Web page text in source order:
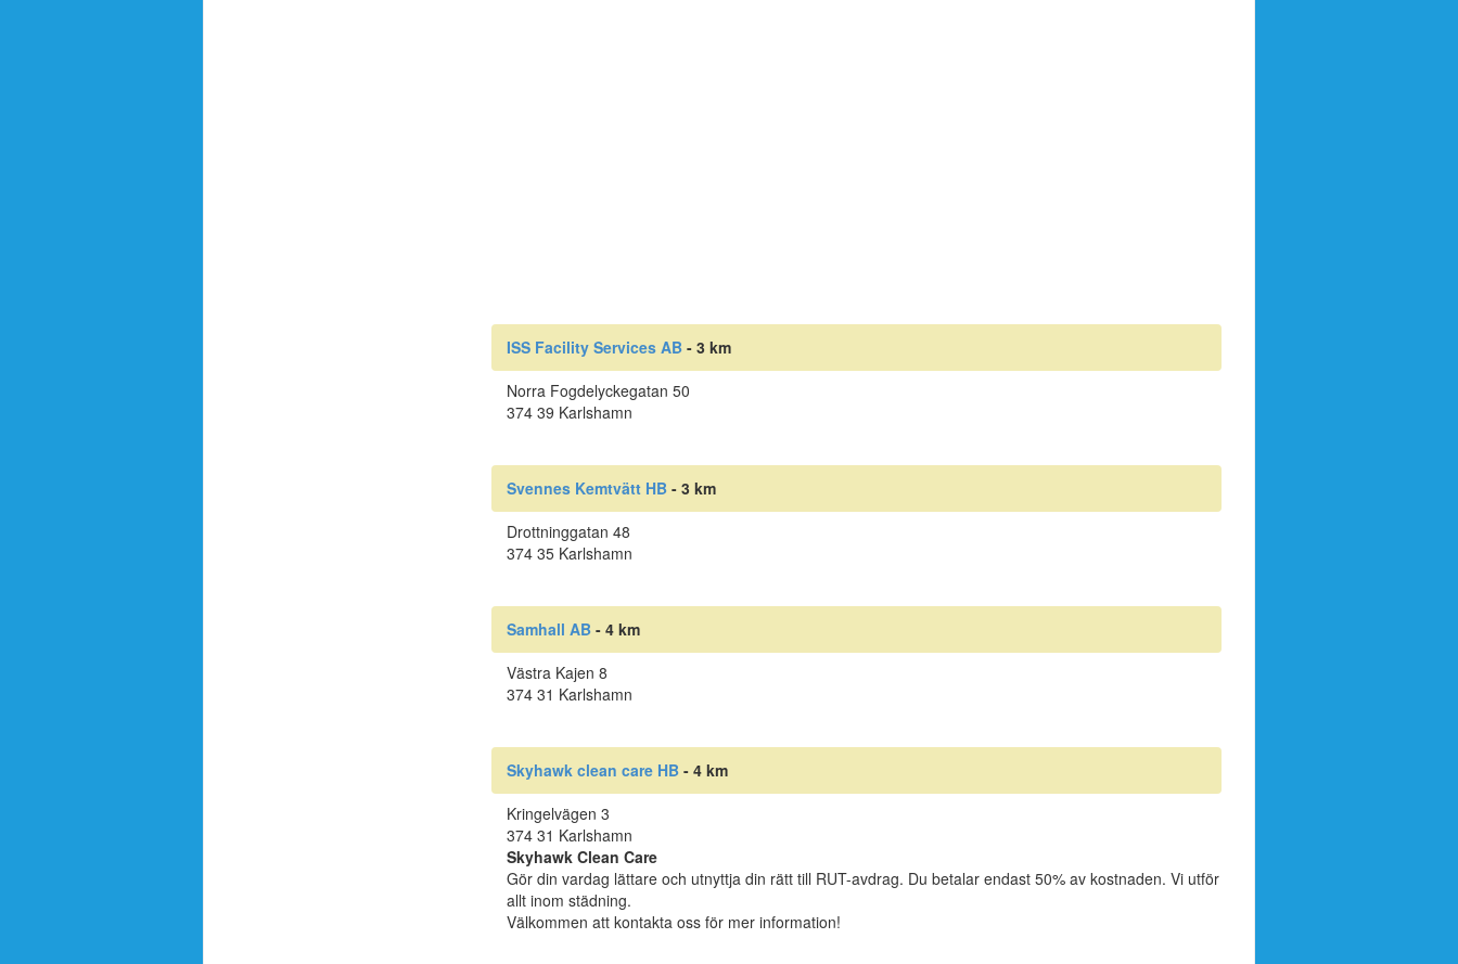
ISS Facility Services AB- 3 km
Norra Fogdelyckegatan 50
374 39 Karlshamn
Svennes Kemtvätt HB- 3 km
Drottninggatan 48
374 35 Karlshamn
Samhall AB- 4 km
Västra Kajen 8
374 31 Karlshamn
Skyhawk clean care HB- 4 km
Kringelvägen 3
374 31 Karlshamn
Skyhawk Clean Care
Gör din vardag lättare och utnyttja din rätt till RUT-avdrag. Du betalar endast 50% av kostnaden. Vi utför
allt inom städning.
Välkommen att kontakta oss för mer information!